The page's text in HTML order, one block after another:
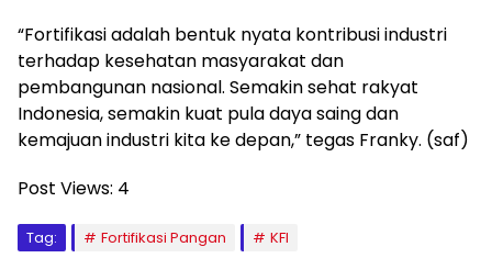
“Fortifikasi adalah bentuk nyata kontribusi industri
terhadap kesehatan masyarakat dan
pembangunan nasional. Semakin sehat rakyat
Indonesia, semakin kuat pula daya saing dan
kemajuan industri kita ke depan,” tegas Franky. (saf)
Post Views: 4
Tag: Fortifikasi Pangan KFI